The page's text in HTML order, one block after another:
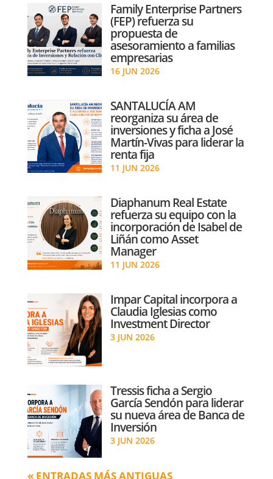
Family Enterprise Partners
(FEP) refuerza su
propuesta de
asesoramiento a familias
empresarias
16 JUN 2026
SANTALUCÍA AM
reorganiza su área de
inversiones y ficha a José
Martín-Vivas para liderar la
renta fija
11 JUN 2026
Diaphanum Real Estate
refuerza su equipo con la
incorporación de Isabel de
Liñán como Asset
Manager
11 JUN 2026
Impar Capital incorpora a
Claudia Iglesias como
Investment Director
3 JUN 2026
Tressis ficha a Sergio
García Sendón para liderar
su nueva área de Banca de
Inversión
3 JUN 2026
« ENTRADAS MÁS ANTIGUAS